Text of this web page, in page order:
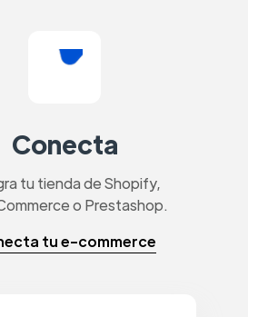
Conecta
tu tienda de Shopify,
o Prestashop.
tu e-commerce